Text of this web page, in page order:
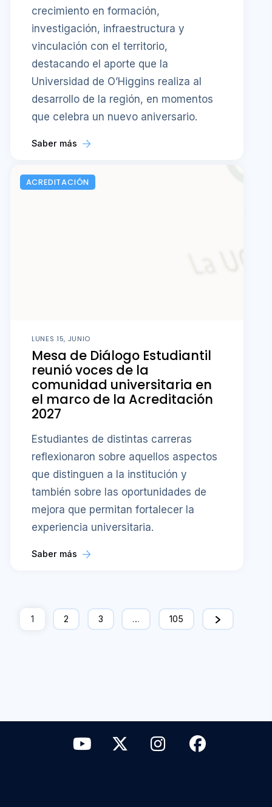
crecimiento en formación,
investigación, infraestructura y
vinculación con el territorio,
destacando el aporte que la
Universidad de O’Higgins realiza al
desarrollo de la región, en momentos
que celebra un nuevo aniversario.
Saber más
ACREDITACIÓN
LUNES 15, JUNIO
Mesa de Diálogo Estudiantil
reunió voces de la
comunidad universitaria en
el marco de la Acreditación
2027
Estudiantes de distintas carreras
reflexionaron sobre aquellos aspectos
que distinguen a la institución y
también sobre las oportunidades de
mejora que permitan fortalecer la
experiencia universitaria.
Saber más
1 2 3 … 105